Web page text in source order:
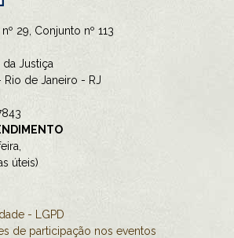
29, Conjunto nº 113
Justiça
de Janeiro - RJ
úteis)
- LGPD
de participação nos eventos